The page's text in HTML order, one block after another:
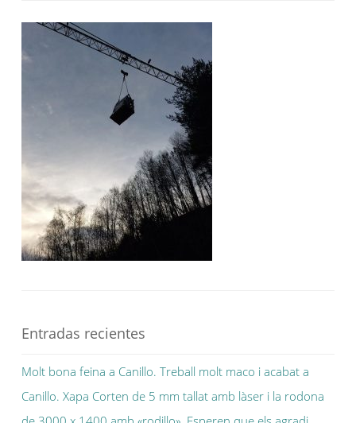
Entradas recientes
Molt bona feina a Canillo. Treball molt maco i acabat a
Canillo. Xapa Corten de 5 mm tallat amb làser i la rodona